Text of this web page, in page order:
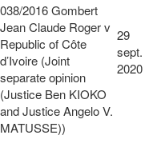
038/2016 Gombert
Jean Claude Roger v
Republic of Côte
d’Ivoire (Joint
separate opinion
(Justice Ben KIOKO
and Justice Angelo V.
MATUSSE))
29
sept.
2020